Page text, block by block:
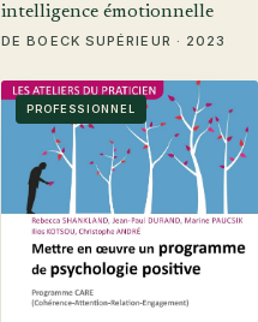
intelligence émotionnelle
DE BOECK SUPÉRIEUR · 2023
PROFESSIONNEL